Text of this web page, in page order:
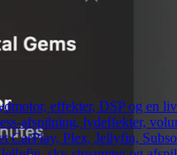
effekter, DSP og en
afspilning, lydeffekter,
CarPlay, Plex, Jellyfin,